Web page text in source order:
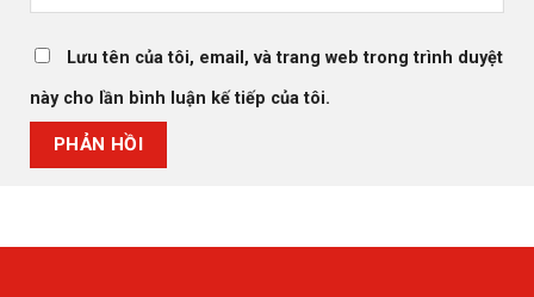
Lưu tên của tôi, email, và trang web trong trình duyệt
này cho lần bình luận kế tiếp của tôi.